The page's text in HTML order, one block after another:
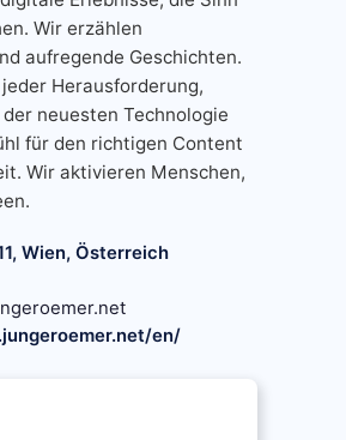
Wir erzählen
aufregende Geschichten.
Herausforderung,
neuesten Technologie
für den richtigen Content
Wir aktivieren Menschen,
Wien, Österreich
en/